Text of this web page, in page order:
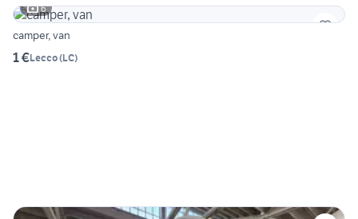
6
camper, van
1 €Lecco(LC)